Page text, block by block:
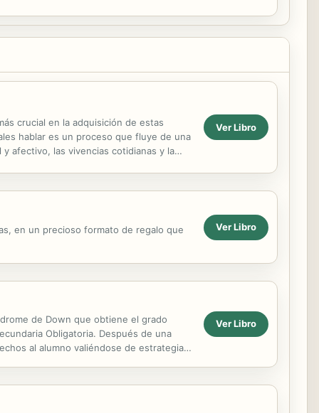
crucial en la adquisición de estas
hablar es un proceso que fluye de una
afectivo, las vivencias cotidianas y la
Ver Libro
en un precioso formato de regalo que Ver Libro
de Down que obtiene el grado
Obligatoria. Después de una
al alumno valiéndose de estrategias
Ver Libro